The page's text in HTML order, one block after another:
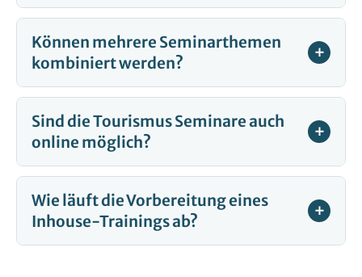
Können mehrere Seminarthemen
kombiniert werden?
Sind die Tourismus Seminare auch
online möglich?
Wie läuft die Vorbereitung eines
Inhouse-Trainings ab?